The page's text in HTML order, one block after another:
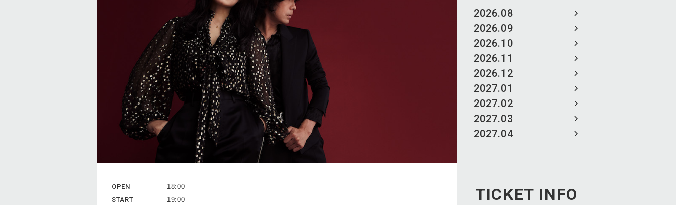
2026.08
2026.09
2026.10
2026.11
2026.12
2027.01
2027.02
2027.03
2027.04
TICKET INFO
OPEN
18:00
START
19:00